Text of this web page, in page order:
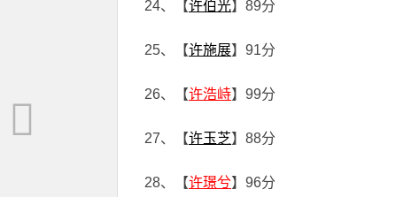
24、【许伯光】89分
25、【许施展】91分
26、【许浩峙】99分
27、【许玉芝】88分
28、【许璟兮】96分